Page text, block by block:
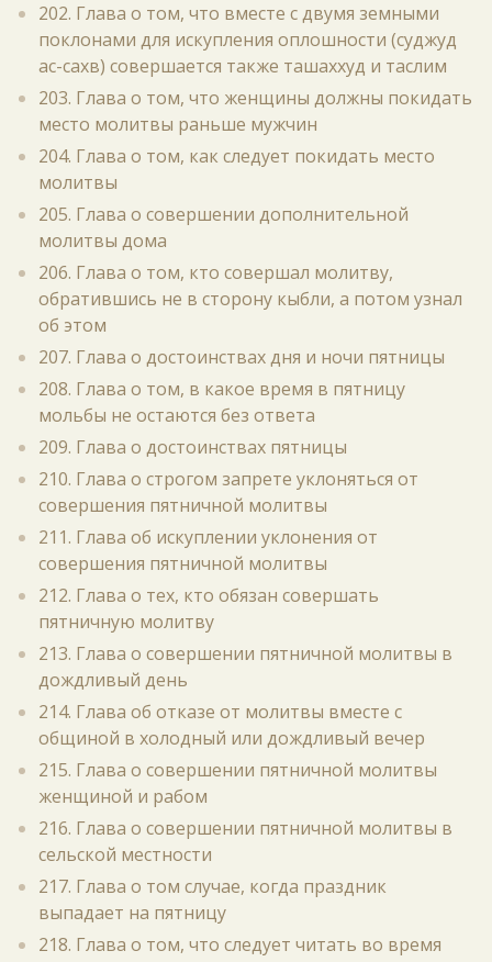
202. Глава о том, что вместе с двумя земными
поклонами для искупления оплошности (суджуд
ас-сахв) совершается также ташаххуд и таслим
203. Глава о том, что женщины должны покидать
место молитвы раньше мужчин
204. Глава о том, как следует покидать место
молитвы
205. Глава о совершении дополнительной
молитвы дома
206. Глава о том, кто совершал молитву,
обратившись не в сторону кыбли, а потом узнал
об этом
207. Глава о достоинствах дня и ночи пятницы
208. Глава о том, в какое время в пятницу
мольбы не остаются без ответа
209. Глава о достоинствах пятницы
210. Глава о строгом запрете уклоняться от
совершения пятничной молитвы
211. Глава об искуплении уклонения от
совершения пятничной молитвы
212. Глава о тех, кто обязан совершать
пятничную молитву
213. Глава о совершении пятничной молитвы в
дождливый день
214. Глава об отказе от молитвы вместе с
общиной в холодный или дождливый вечер
215. Глава о совершении пятничной молитвы
женщиной и рабом
216. Глава о совершении пятничной молитвы в
сельской местности
217. Глава о том случае, когда праздник
выпадает на пятницу
218. Глава о том, что следует читать во время